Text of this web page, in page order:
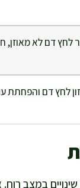
לחץ דם לא מאוזן,
לחץ דם והפחתת
במצב רוח.